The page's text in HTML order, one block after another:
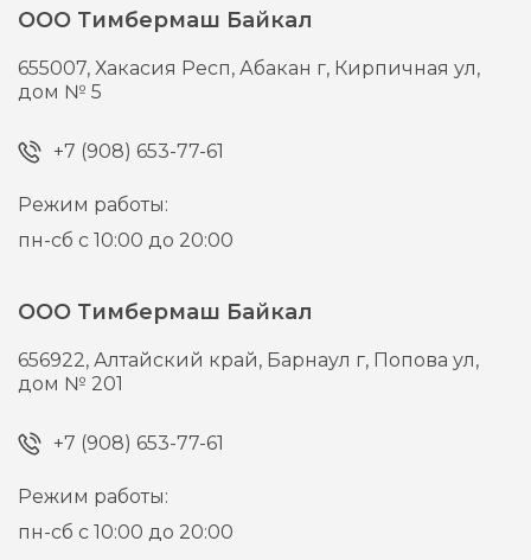
ООО Тимбермаш Байкал
655007,Хакасия Респ, Абакан г, Кирпичная ул,
дом № 5
+7 (908) 653-77-61
Режим работы:
пн-сб с 10:00 до 20:00
ООО Тимбермаш Байкал
656922,Алтайский край, Барнаул г, Попова ул,
дом № 201
+7 (908) 653-77-61
Режим работы:
пн-сб с 10:00 до 20:00